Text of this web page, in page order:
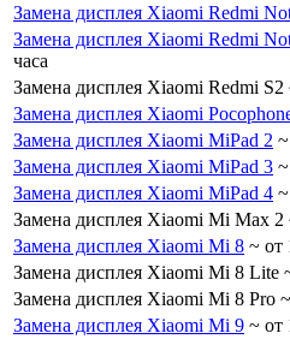
Замена дисплея Xiaomi Redmi
Замена дисплея Xiaomi Redmi
часа
Замена дисплея Xiaomi Redmi S2
Замена дисплея Xiaomi
Замена дисплея Xiaomi MiPad 2
Замена дисплея Xiaomi MiPad 3
Замена дисплея Xiaomi MiPad 4
Замена дисплея Xiaomi Mi Max 2
Замена дисплея Xiaomi Mi 8 ~ от
Замена дисплея Xiaomi Mi 8 Lite
Замена дисплея Xiaomi Mi 8 Pro
Замена дисплея Xiaomi Mi 9 ~ от